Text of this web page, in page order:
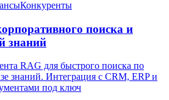
Конкуренты
поиска и
знаний
RAG для быстрого поиска по
знаний. Интеграция с CRM, ERP и
под ключ